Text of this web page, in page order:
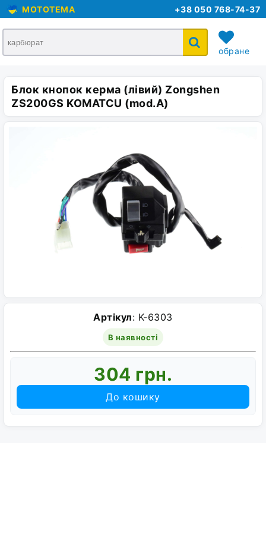
MOTOTEMA +38 050 768-74-37
обране
Блок кнопок керма (лівий) Zongshen
ZS200GS KOMATCU (mod.A)
Артікул: K-6303
В наявності
304 грн.
До кошику